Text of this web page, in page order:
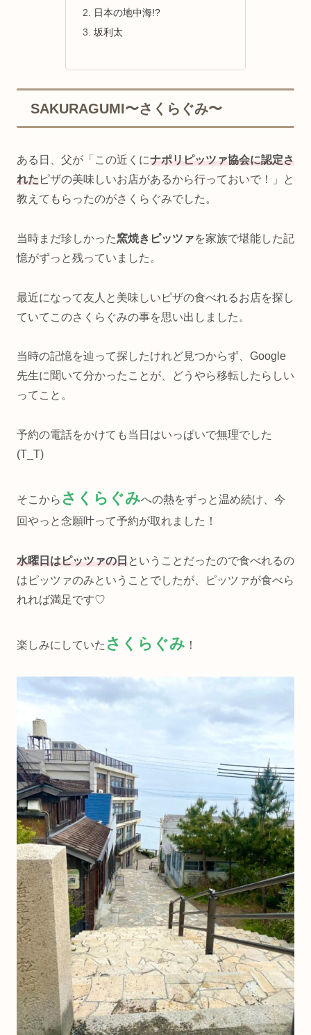
日本の地中海!?
坂利太
SAKURAGUMI〜さくらぐみ〜
ある日、父が「この近くにナポリピッツァ協会に認定さ
れたピザの美味しいお店があるから行っておいで！」と
教えてもらったのがさくらぐみでした。
当時まだ珍しかった窯焼きピッツァを家族で堪能した記
憶がずっと残っていました。
最近になって友人と美味しいピザの食べれるお店を探し
ていてこのさくらぐみの事を思い出しました。
当時の記憶を辿って探したけれど見つからず、Google
先生に聞いて分かったことが、どうやら移転したらしい
ってこと。
予約の電話をかけても当日はいっぱいで無理でした
(T_T)
そこから さくらぐみへの熱をずっと温め続け、今
回やっと念願叶って予約が取れました！
水曜日はピッツァの日ということだったので食べれるの
はピッツァのみということでしたが、ピッツァが食べら
れれば満足です♡
楽しみにしていた さくらぐみ ！